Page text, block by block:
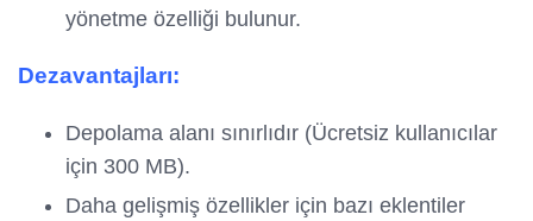
yönetme özelliği bulunur.
Dezavantajları:
Depolama alanı sınırlıdır (Ücretsiz kullanıcılar
için 300 MB).
Daha gelişmiş özellikler için bazı eklentiler